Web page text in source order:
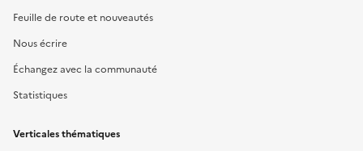
Feuille de route et nouveautés
Nous écrire
Échangez avec la communauté
Statistiques
Verticales thématiques